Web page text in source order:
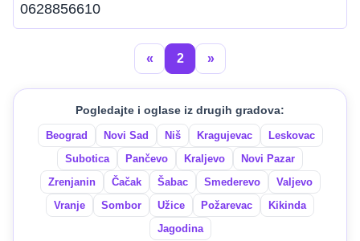
0628856610
« 2 »
Pogledajte i oglase iz drugih gradova:
Beograd Novi Sad Niš Kragujevac
Leskovac
Subotica
Pančevo Kraljevo
Novi Pazar
Zrenjanin
Čačak Šabac Smederevo
Valjevo
Vranje
Sombor Užice Požarevac
Kikinda
Jagodina